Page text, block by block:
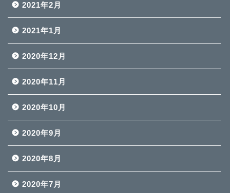
2021年2月
2021年1月
2020年12月
2020年11月
2020年10月
2020年9月
2020年8月
2020年7月